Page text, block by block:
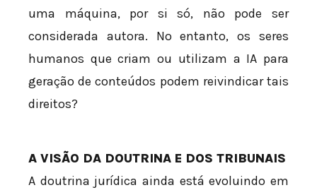
uma máquina, por si só, não pode ser
considerada autora. No entanto, os seres
humanos que criam ou utilizam a IA para
geração de conteúdos podem reivindicar tais
direitos?
A VISÃO DA DOUTRINA E DOS TRIBUNAIS
A doutrina jurídica ainda está evoluindo em